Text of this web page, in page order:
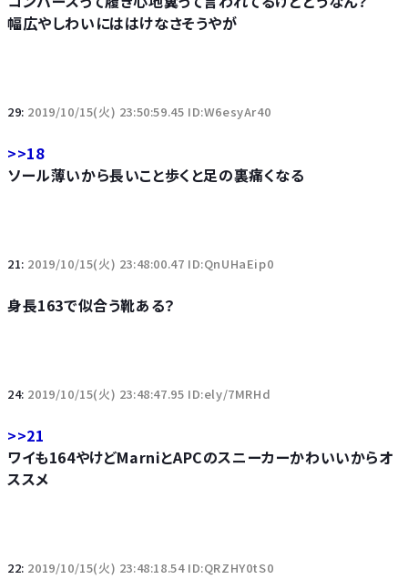
幅広やしわいにははけなさそうやが
29: 2019/10/15(火) 23:50:59.45 ID:W6esyAr40
>>18
ソール薄いから長いこと歩くと足の裏痛くなる
21: 2019/10/15(火) 23:48:00.47 ID:QnUHaEip0
身長163で似合う靴ある？
24: 2019/10/15(火) 23:48:47.95 ID:ely/7MRHd
>>21
ワイも164やけどMarniとAPCのスニーカーかわいいからオ
ススメ
22: 2019/10/15(火) 23:48:18.54 ID:QRZHY0tS0